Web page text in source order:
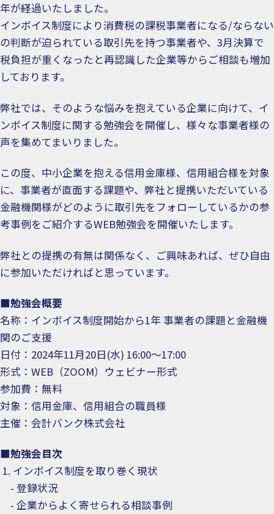
年が経過いたしました。
インボイス制度により消費税の課税事業者になる/ならない
の判断が迫られている取引先を持つ事業者や、3月決算で
税負担が重くなったと再認識した企業等からご相談も増加
しております。
弊社では、そのような悩みを抱えている企業に向けて、イ
ンボイス制度に関する勉強会を開催し、様々な事業者様の
声を集めてまいりました。
この度、中小企業を抱える信用金庫様、信用組合様を対象
に、事業者が直面する課題や、弊社と提携いただいている
金融機関様がどのように取引先をフォローしているかの参
考事例をご紹介するWEB勉強会を開催いたします。
弊社との提携の有無は関係なく、ご興味あれば、ぜひ自由
に参加いただければと思っています。
■勉強会概要
名称：インボイス制度開始から1年 事業者の課題と金融機
関のご支援
日付：2024年11月20日(水) 16:00～17:00
形式：WEB（ZOOM）ウェビナー形式
参加費：無料
対象：信用金庫、信用組合の職員様
主催：会計バンク株式会社
■勉強会目次
1. インボイス制度を取り巻く現状
- 登録状況
- 企業からよく寄せられる相談事例